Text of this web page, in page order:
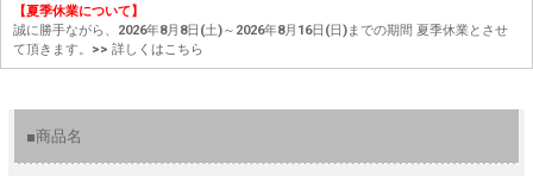
【夏季休業について】
誠に勝手ながら、2026年8月8日(土)～2026年8月16日(日)までの期間 夏季休業とさせ
て頂きます。 >> 詳しくはこちら
■商品名